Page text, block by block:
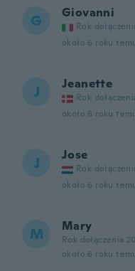
G Giovanni
Rok
około 6 roku
J Jeanette
Rok
około 6 roku
J Jose
Rok
około 6 roku
M Mary
Rok dołączenia
około 6 roku